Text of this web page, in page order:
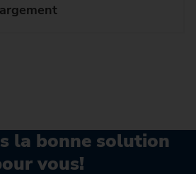
la bonne solution
vous!